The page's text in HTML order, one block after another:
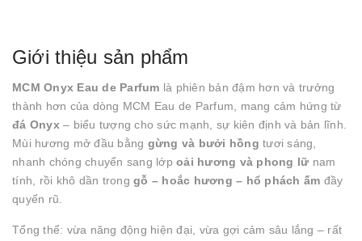
Giới thiệu sản phẩm
MCM Onyx Eau de Parfum là phiên bản đậm hơn và trưởng
thành hơn của dòng MCM Eau de Parfum, mang cảm hứng từ
đá Onyx – biểu tượng cho sức mạnh, sự kiên định và bản lĩnh.
Mùi hương mở đầu bằng gừng và bưởi hồng tươi sáng,
nhanh chóng chuyển sang lớp oải hương và phong lữ nam
tính, rồi khô dần trong gỗ – hoắc hương – hổ phách ấm đầy
quyến rũ.
Tổng thể: vừa năng động hiện đại, vừa gợi cảm sâu lắng – rất